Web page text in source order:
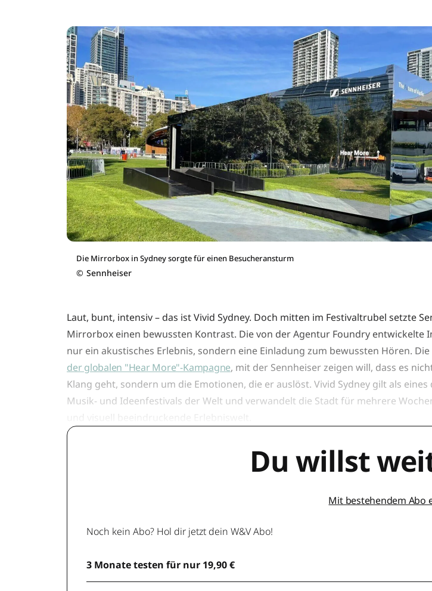
Die Mirrorbox in Sydney sorgte für einen Besucheransturm
© Sennheiser
Laut, bunt, intensiv – das ist Vivid Sydney. Doch mitten im Festivaltrubel setzte
Mirrorbox einen bewussten Kontrast. Die von der Agentur Foundry entwickelte
nur ein akustisches Erlebnis, sondern eine Einladung zum bewussten Hören.
der globalen "Hear More"-Kampagne, mit der Sennheiser zeigen will, dass es
Klang geht, sondern um die Emotionen, die er auslöst. Vivid Sydney gilt als
Musik- und Ideenfestivals der Welt und verwandelt die Stadt für mehrere
Du willst
Mit bestehendem Abo
Noch kein Abo? Hol dir jetzt dein W&V Abo!
3 Monate testen für nur 19,90 €